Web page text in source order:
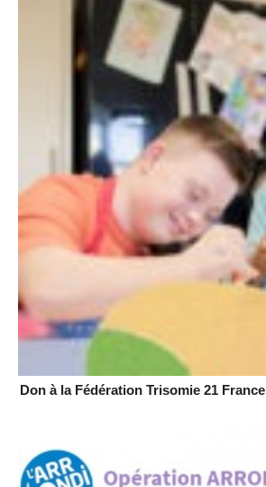
Don à la Fédération Trisomie 21 France